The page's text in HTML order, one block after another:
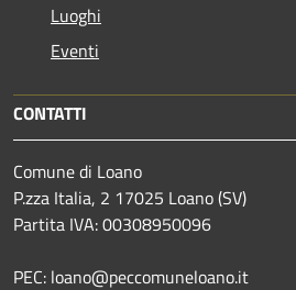
Luoghi
Eventi
CONTATTI
Comune di Loano
P.zza Italia, 2 17025 Loano (SV)
Partita IVA: 00308950096
PEC: loano@peccomuneloano.it